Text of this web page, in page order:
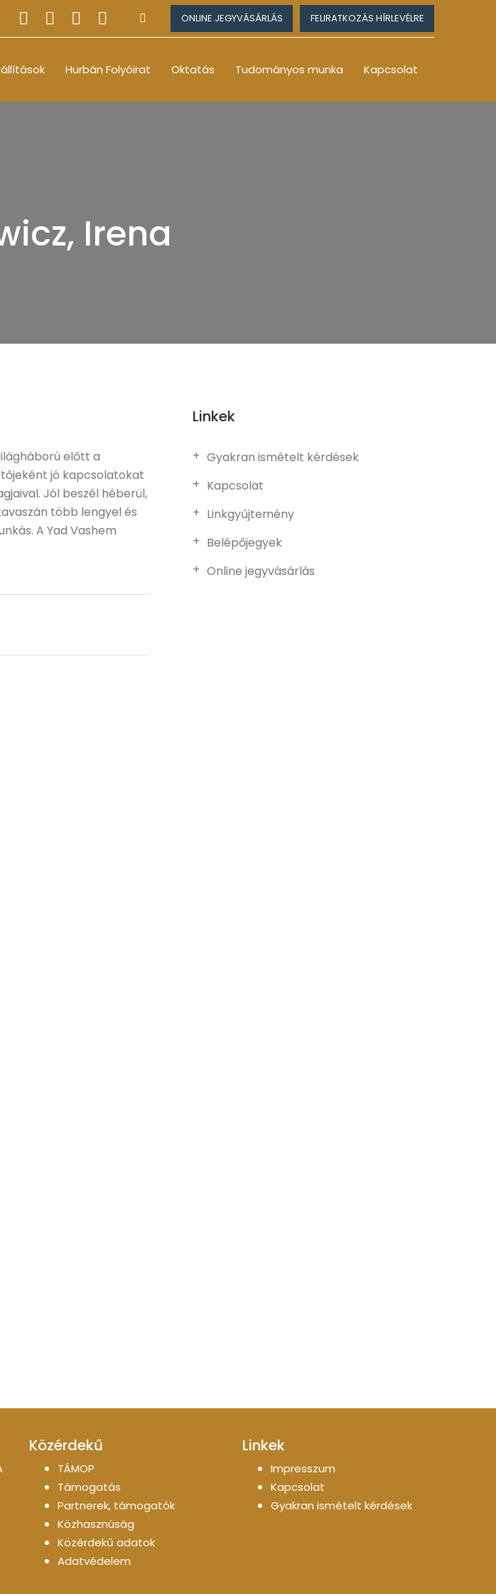
ONLINE JEGYVÁSÁRLÁS FELIRATKOZÁS HÍRLEVÉLRE
Hurbán Folyóirat Oktatás Tudományos munka Kapcsolat
Irena
előtt a
jó kapcsolatokat
Jól beszél héberül,
több lengyel és
A Yad Vashem
Linkek
Gyakran ismételt kérdések
Kapcsolat
Linkgyűjtemény
Belépőjegyek
Online jegyvásárlás
Közérdekű
TÁMOP
Támogatás
Partnerek, támogatók
Közhasznúság
Közérdekű adatok
Adatvédelem
Linkek
Impresszum
Kapcsolat
Gyakran ismételt kérdések